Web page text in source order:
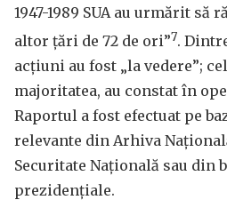
1947-1989 SUA au urmărit să
altor țări de 72 de ori”7.
acțiuni au fost „la vedere”;
majoritatea, au constat în
Raportul a fost efectuat pe
relevante din Arhiva
Securitate Națională sau din
prezidențiale.